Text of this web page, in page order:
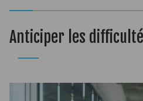
Anticiper les